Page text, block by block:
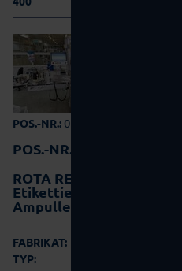
POS.-NR.:05-0177
POS.-NR.:
ROTA RE 400
Etikettiermaschine für
Ampullen/Vials/Karpulen
FABRIKAT:
TYP: